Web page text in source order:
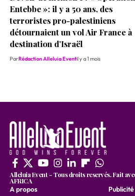
Entebbe »: il y a 50 ans, des
terroristes pro-palestiniens
détournaient un vol Air France à
destination d’Israël
ParRédaction Alleluia Eventil y a 1 mois
Alleluia Event - Tous droits reservés. Fait
AFRICA
A propos Publicité